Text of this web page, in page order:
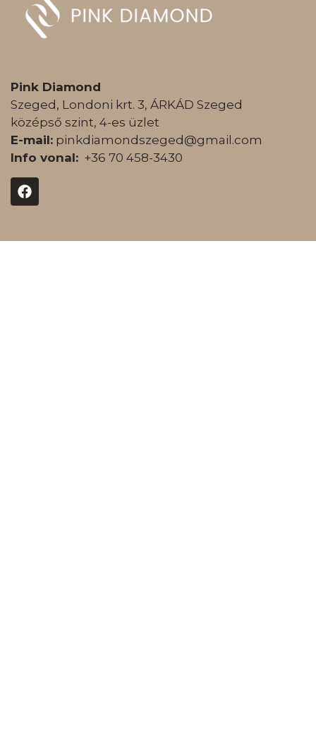
Pink Diamond
Szeged, Londoni krt. 3, ÁRKÁD Szeged
középső szint, 4-es üzlet
E-mail: pinkdiamondszeged@gmail.com
Info vonal: +36 70 458-3430